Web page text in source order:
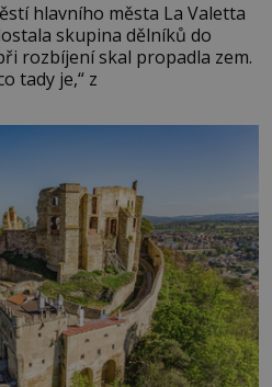
hlavního města La Valetta
skupina dělníků do
rozbíjení skal propadla zem.
tady je,“ z